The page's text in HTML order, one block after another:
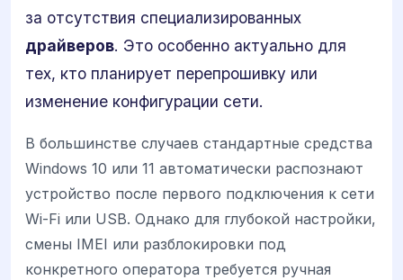
за отсутствия специализированных
драйверов. Это особенно актуально для
тех, кто планирует перепрошивку или
изменение конфигурации сети.
В большинстве случаев стандартные средства
Windows 10 или 11 автоматически распознают
устройство после первого подключения к сети
Wi-Fi или USB. Однако для глубокой настройки,
смены IMEI или разблокировки под
конкретного оператора требуется ручная